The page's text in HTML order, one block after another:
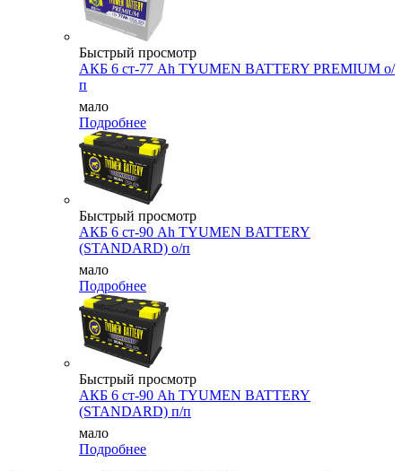
Быстрый просмотр
АКБ 6 ст-77 Ah TYUMEN BATTERY PREMIUM о/
п
мало
Подробнее
Быстрый просмотр
АКБ 6 ст-90 Аh TYUMEN BATTERY
(STANDARD) о/п
мало
Подробнее
Быстрый просмотр
АКБ 6 ст-90 Аh TYUMEN BATTERY
(STANDARD) п/п
мало
Подробнее